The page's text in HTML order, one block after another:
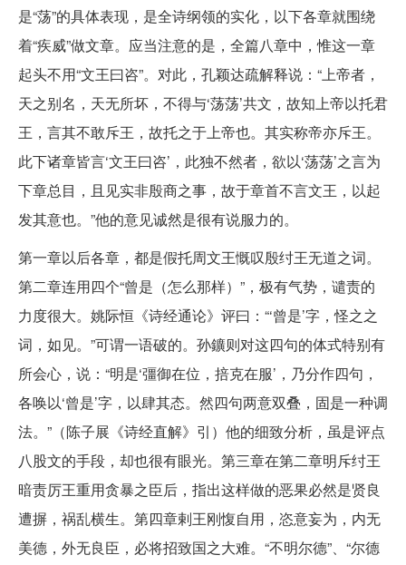
是“荡”的具体表现，是全诗纲领的实化，以下各章就围绕
着“疾威”做文章。应当注意的是，全篇八章中，惟这一章
起头不用“文王曰咨”。对此，孔颖达疏解释说：“上帝者，
天之别名，天无所坏，不得与‘荡荡’共文，故知上帝以托君
王，言其不敢斥王，故托之于上帝也。其实称帝亦斥王。
此下诸章皆言‘文王曰咨’，此独不然者，欲以‘荡荡’之言为
下章总目，且见实非殷商之事，故于章首不言文王，以起
发其意也。”他的意见诚然是很有说服力的。
第一章以后各章，都是假托周文王慨叹殷纣王无道之词。
第二章连用四个“曾是（怎么那样）”，极有气势，谴责的
力度很大。姚际恒《诗经通论》评曰：“‘曾是’字，怪之之
词，如见。”可谓一语破的。孙鑛则对这四句的体式特别有
所会心，说：“明是‘彊御在位，掊克在服’，乃分作四句，
各唤以‘曾是’字，以肆其态。然四句两意双叠，固是一种调
法。”（陈子展《诗经直解》引）他的细致分析，虽是评点
八股文的手段，却也很有眼光。第三章在第二章明斥纣王
暗责厉王重用贪暴之臣后，指出这样做的恶果必然是贤良
遭摒，祸乱横生。第四章剌王刚愎自用，恣意妄为，内无
美德，外无良臣，必将招致国之大难。“不明尔德”、“尔德